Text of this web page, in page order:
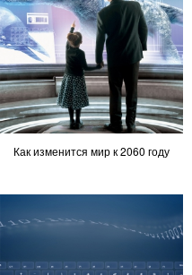
Как изменится мир к 2060 году